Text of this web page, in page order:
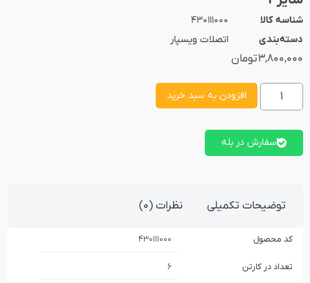
شناسه کالا
430111000
دسته‌بندی
اتصلات ویسپار
3,800,000تومان
افزودن به سبد خرید
سفارش در بله
توضیحات تکمیلی نظرات (0)
کد محصول 430111000
تعداد در کارتن 6